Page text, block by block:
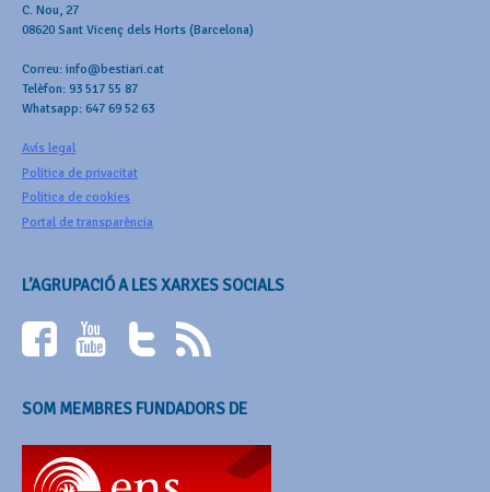
C. Nou, 27
08620 Sant Vicenç dels Horts (Barcelona)
Correu: info@bestiari.cat
Telèfon: 93 517 55 87
Whatsapp: 647 69 52 63
Avís legal
Política de privacitat
Política de cookies
Portal de transparència
L’AGRUPACIÓ A LES XARXES SOCIALS
SOM MEMBRES FUNDADORS DE